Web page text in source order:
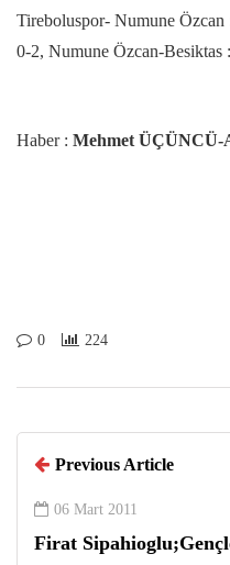
Tireboluspor- Numune
0-2, Numune Özcan-Besiktas
Haber : Mehmet
0 224
Previous Article
06 Mart 2011
Firat